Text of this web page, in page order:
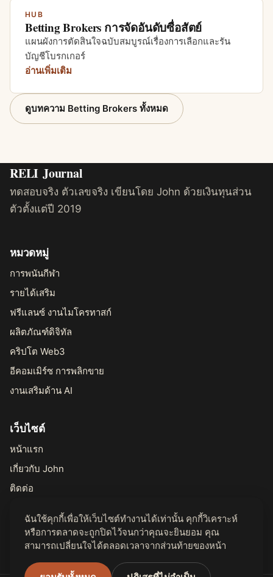
HUB
Betting Brokers การจัดอันดับซื่อสัตย์
แผนผังการตัดสินใจฉบับสมบูรณ์เรื่องการเลือกและรัน
บัญชีโบรกเกอร์
อ่านเพิ่มเติม
ดูบทความ Betting Brokers ทั้งหมด
RELI Journal
ทดสอบจริง ตัวเลขจริง เขียนโดย John ด้วยเงินทุนส่วน
ตัวตั้งแต่ปี 2019
หมวดหมู่
การพนันกีฬา
รายได้เสริม
ฟรีแลนซ์ งานไมโครทาสก์
ผลิตภัณฑ์ดิจิทัล
คริปโต Web3
อีคอมเมิร์ซ การพลิกขาย
งานเสริมด้าน AI
เว็บไซต์
หน้าแรก
เกี่ยวกับ John
ติดต่อ
กฎหมาย
นโยบายความเป็นส่วนตัว
ฉันใช้คุกกี้เพื่อให้เว็บไซต์ทำงานได้เท่านั้น คุกกี้วิเคราะห์
หรือการตลาดจะถูกปิดไว้จนกว่าคุณจะยินยอม คุณ
สามารถเปลี่ยนใจได้ตลอดเวลาจากส่วนท้ายของหน้า